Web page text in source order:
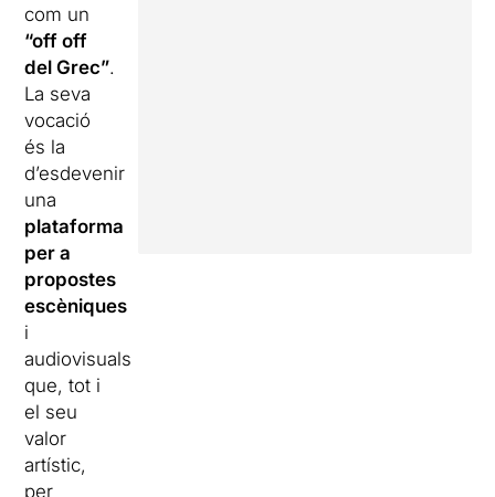
com un
“off off
del Grec”.
La seva
vocació
és la
d’esdevenir
una
plataforma
per a
propostes
escèniques
i
audiovisuals
que, tot i
el seu
valor
artístic,
per